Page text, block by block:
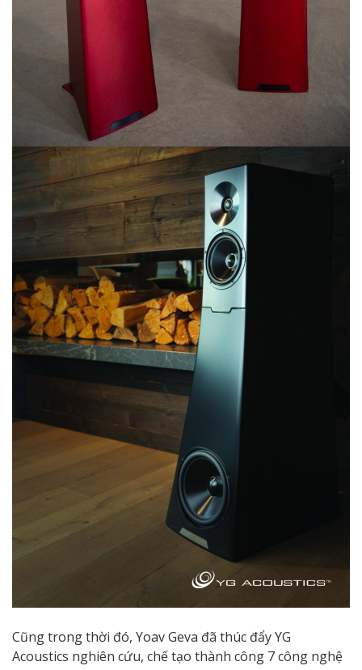
Cũng trong thời đó, Yoav Geva đã thúc đẩy YG
Acoustics nghiên cứu, chế tạo thành công 7 công nghệ